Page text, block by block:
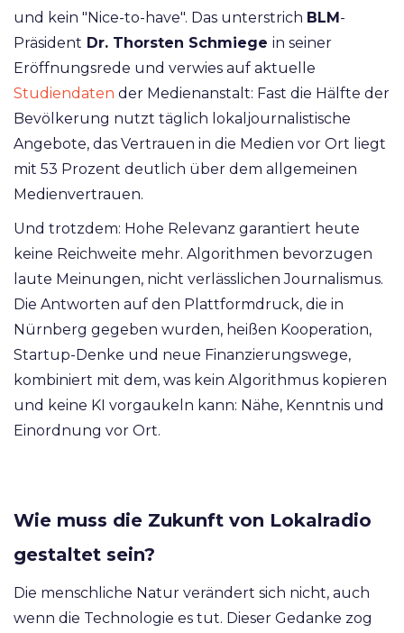
und kein "Nice-to-have". Das unterstrich BLM-
Präsident Dr. Thorsten Schmiege in seiner
Eröffnungsrede und verwies auf aktuelle
Studiendaten der Medienanstalt: Fast die Hälfte der
Bevölkerung nutzt täglich lokaljournalistische
Angebote, das Vertrauen in die Medien vor Ort liegt
mit 53 Prozent deutlich über dem allgemeinen
Medienvertrauen.
Und trotzdem: Hohe Relevanz garantiert heute
keine Reichweite mehr. Algorithmen bevorzugen
laute Meinungen, nicht verlässlichen Journalismus.
Die Antworten auf den Plattformdruck, die in
Nürnberg gegeben wurden, heißen Kooperation,
Startup-Denke und neue Finanzierungswege,
kombiniert mit dem, was kein Algorithmus kopieren
und keine KI vorgaukeln kann: Nähe, Kenntnis und
Einordnung vor Ort.
Wie muss die Zukunft von Lokalradio
gestaltet sein?
Die menschliche Natur verändert sich nicht, auch
wenn die Technologie es tut. Dieser Gedanke zog